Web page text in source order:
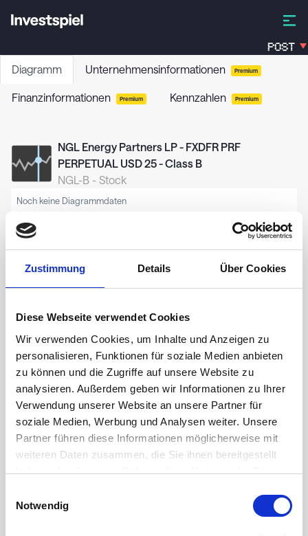
Zustimmung Details Über Cookies
Diese Webseite verwendet Cookies
Wir verwenden Cookies, um Inhalte und Anzeigen zu
personalisieren, Funktionen für soziale Medien anbieten
zu können und die Zugriffe auf unsere Website zu
analysieren. Außerdem geben wir Informationen zu Ihrer
Verwendung unserer Website an unsere Partner für
soziale Medien, Werbung und Analysen weiter. Unsere
Partner führen diese Informationen möglicherweise mit
weiteren Daten zusammen, die Sie ihnen bereitgestellt
haben oder die sie im Rahmen Ihrer Nutzung der Dienste
Notwendig
POST
Diagramm Unternehmensinformationen Premium
Finanzinformationen Premium Kennzahlen Premium
NGL Energy Partners LP - FXDFR PRF
PERPETUAL USD 25 - Class B
NGL-B - Stock
Noch keine Diagrammdaten
24 Std. 7T 1M 3M 1J 5J